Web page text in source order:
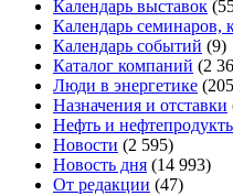
Календарь выставок
Календарь семинаров,
Календарь событий (9)
Каталог компаний (2
Люди в энергетике
Назначения и отставки
Нефть и
Новости (2 595)
Новость дня (14 993)
От редакции (47)